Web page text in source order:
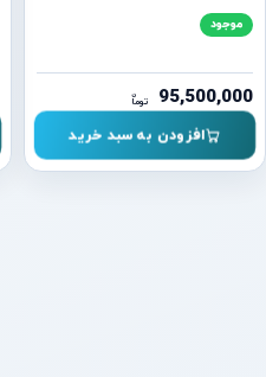
موجود
95,500,000 توما
ن
افزودن به سبد خرید